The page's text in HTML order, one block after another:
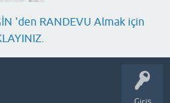
'den RANDEVU Almak için